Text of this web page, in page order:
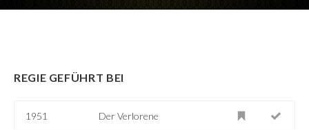
REGIE GEFÜHRT BEI
1951 Der Verlorene